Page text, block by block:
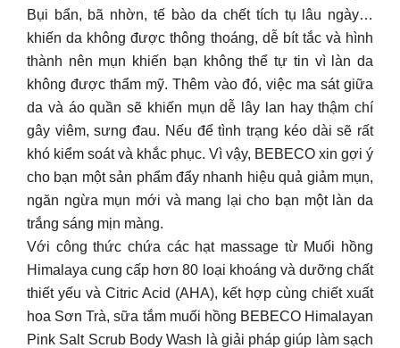
Bụi bẩn, bã nhờn, tế bào da chết tích tụ lâu ngày…
khiến da không được thông thoáng, dễ bít tắc và hình
thành nên mụn khiến bạn không thể tự tin vì làn da
không được thẩm mỹ. Thêm vào đó, việc ma sát giữa
da và áo quần sẽ khiến mụn dễ lây lan hay thậm chí
gây viêm, sưng đau. Nếu để tình trạng kéo dài sẽ rất
khó kiểm soát và khắc phục. Vì vậy, BEBECO xin gợi ý
cho bạn một sản phẩm đẩy nhanh hiệu quả giảm mụn,
ngăn ngừa mụn mới và mang lại cho bạn một làn da
trắng sáng mịn màng.
Với công thức chứa các hạt massage từ Muối hồng
Himalaya cung cấp hơn 80 loại khoáng và dưỡng chất
thiết yếu và Citric Acid (AHA), kết hợp cùng chiết xuất
hoa Sơn Trà, sữa tắm muối hồng BEBECO Himalayan
Pink Salt Scrub Body Wash là giải pháp giúp làm sạch